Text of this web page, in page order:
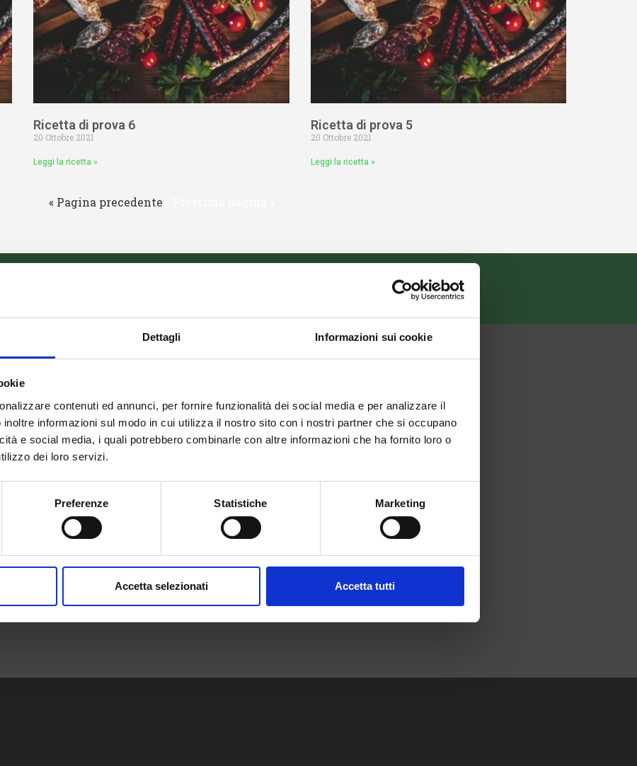
Dettagli Informazioni sui cookie
contenuti ed annunci, per fornire funzionalità dei social media e per analizzare il
informazioni sul modo in cui utilizza il nostro sito con i nostri partner che si occupano
e social media, i quali potrebbero combinarle con altre informazioni che ha fornito loro o
dei loro servizi.
Preferenze Statistiche Marketing
Accetta selezionati Accetta tutti
Ricetta di prova 6
20 Ottobre 2021
Leggi la ricetta »
Ricetta di prova 5
20 Ottobre 2021
Leggi la ricetta »
« Pagina precedente